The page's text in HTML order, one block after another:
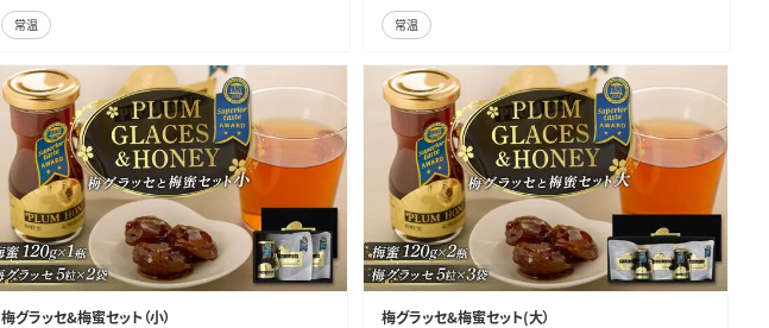
常温
常温
梅グラッセ&梅蜜セット（小） 梅グラッセ&梅蜜セット(大）